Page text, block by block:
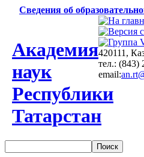
Сведения об
Академия
наук
Республики
Татарстан
420111,
тел.: (843)
email: